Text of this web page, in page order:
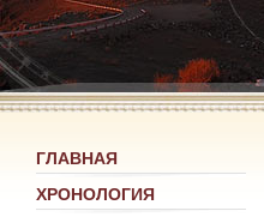
ГЛАВНАЯ
ХРОНОЛОГИЯ